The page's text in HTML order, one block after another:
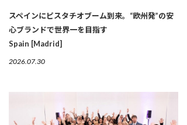
スペインにピスタチオブーム到来。“欧州発”の安
心ブランドで世界一を目指す
Spain [Madrid]
2026.07.30